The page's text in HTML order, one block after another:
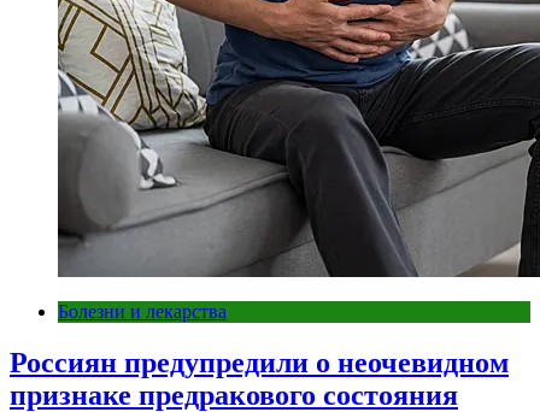
Болезни и лекарства
Россиян предупредили о неочевидном
признаке предракового состояния